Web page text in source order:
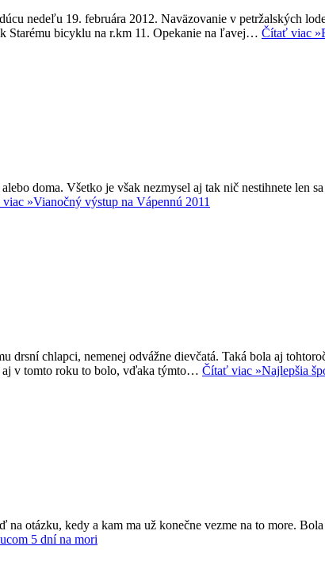
nedeľu 19. februára 2012. Naväzovanie v petržalských
Starému bicyklu na r.km 11. Opekanie na ľavej… Čítať viac »
doma. Všetko je však nezmysel aj tak nič nestihnete len
»Vianočný výstup na Vápennú 2011
drsní chlapci, nemenej odvážne dievčatá. Taká bola aj
aj v tomto roku to bolo, vďaka týmto… Čítať viac »Najlepšia
otázku, kedy a kam ma už konečne vezme na to more.
5 dní na mori